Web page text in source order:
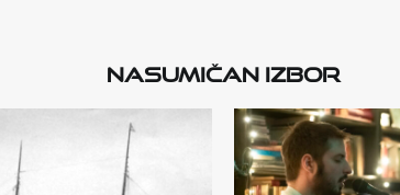
Nasumičan izbor